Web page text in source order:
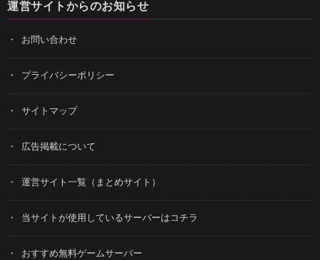
運営サイトからのお知らせ
お問い合わせ
プライバシーポリシー
サイトマップ
広告掲載について
運営サイト一覧（まとめサイト）
当サイトが使用しているサーバーはコチラ
おすすめ無料ゲームサーバー